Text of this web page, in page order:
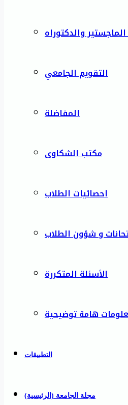
والدكتوراه
التقويم الجامعي
المفاضلة
مكتب الشكاوى
احصائيات الطلاب
و شؤون الطلاب
الأسئلة المتكررة
هامة توضيحية
التطبيقات
مجلة الجامعة (الرئيسية)